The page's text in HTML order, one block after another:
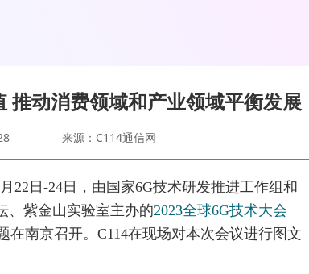
推动消费领域和产业领域平衡发展
来源：C114通信网
22日-24日，由国家6G技术研发推进工作组和
、紫金山实验室主办的2023全球6G技术大会
在南京召开。C114在现场对本次会议进行图文